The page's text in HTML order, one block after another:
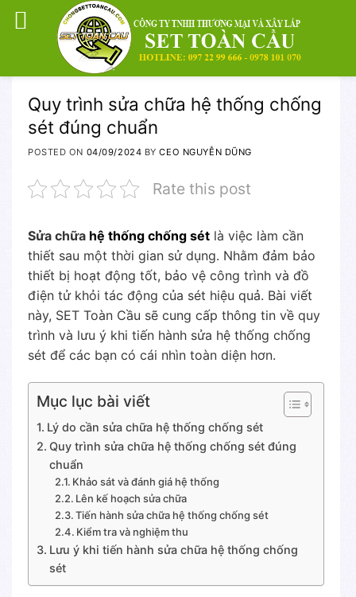
content
Quy trình sửa chữa hệ thống chống
sét đúng chuẩn
POSTED ON 04/09/2024 BYCEO NGUYỄN DŨNG
Rate this post
Sửa chữa hệ thống chống sét là việc làm cần
thiết sau một thời gian sử dụng. Nhằm đảm bảo
thiết bị hoạt động tốt, bảo vệ công trình và đồ
điện tử khỏi tác động của sét hiệu quả. Bài viết
này, SET Toàn Cầu sẽ cung cấp thông tin về quy
trình và lưu ý khi tiến hành sửa hệ thống chống
sét để các bạn có cái nhìn toàn diện hơn.
Mục lục bài viết
Lý do cần sửa chữa hệ thống chống sét
Quy trình sửa chữa hệ thống chống sét đúng
chuẩn
Khảo sát và đánh giá hệ thống
Lên kế hoạch sửa chữa
Tiến hành sửa chữa hệ thống chống sét
Kiểm tra và nghiệm thu
Lưu ý khi tiến hành sửa chữa hệ thống chống
sét